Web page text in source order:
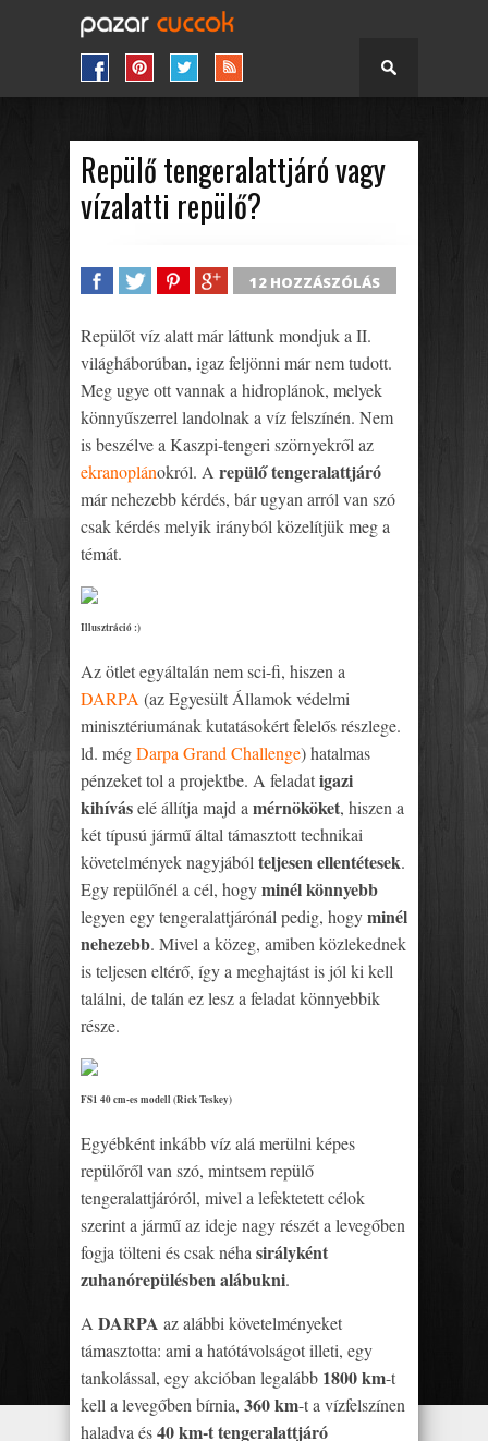
Repülő tengeralattjáró vagy
vízalatti repülő?
12 HOZZÁSZÓLÁS
Repülőt víz alatt már láttunk mondjuk a II.
világháborúban, igaz feljönni már nem tudott.
Meg ugye ott vannak a hidroplánok, melyek
könnyűszerrel landolnak a víz felszínén. Nem
is beszélve a Kaszpi-tengeri szörnyekről az
ekranoplánokról. A repülő tengeralattjáró
már nehezebb kérdés, bár ugyan arról van szó
csak kérdés melyik irányból közelítjük meg a
témát.
Illusztráció :)
Az ötlet egyáltalán nem sci-fi, hiszen a
DARPA (az Egyesült Államok védelmi
minisztériumának kutatásokért felelős részlege.
ld. mégDarpa Grand Challenge) hatalmas
pénzeket tol a projektbe. A feladatigazi
kihíváselé állítja majd a mérnököket, hiszen a
két típusú jármű által támasztott technikai
követelmények nagyjából teljesen ellentétesek.
Egy repülőnél a cél, hogyminél könnyebb
legyen egy tengeralattjárónál pedig, hogyminél
nehezebb. Mivel a közeg, amiben közlekednek
is teljesen eltérő, így a meghajtást is jól ki kell
találni, de talán ez lesz a feladat könnyebbik
része.
FS1 40 cm-es modell (Rick Teskey)
Egyébként inkább víz alá merülni képes
repülőről van szó, mintsem repülő
tengeralattjáróról, mivel a lefektetett célok
szerint a jármű az ideje nagy részét a levegőben
fogja tölteni és csak néha sirályként
zuhanórepülésben alábukni.
A DARPA az alábbi követelményeket
támasztotta: ami a hatótávolságot illeti, egy
tankolással, egy akcióban legalább 1800 km-t
kell a levegőben bírnia, 360 km-t a vízfelszínen
haladva és40 km-t tengeralattjáró